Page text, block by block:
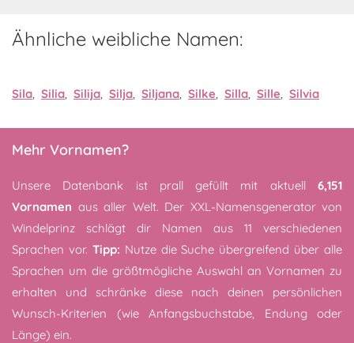
Ähnliche weibliche Namen:
Sila, Silia, Silija, Silja, Siljana, Silke, Silla, Sille, Silvia
Mehr Vornamen?
Unsere Datenbank ist prall gefüllt mit aktuell 6,151
Vornamen aus aller Welt. Der XXL-Namensgenerator von
Windelprinz schlägt dir Namen aus 11 verschiedenen
Sprachen vor. Tipp: Nutze die Suche übergreifend über alle
Sprachen um die größtmögliche Auswahl an Vornamen zu
erhalten und schränke diese nach deinen persönlichen
Wunsch-Kriterien (wie Anfangsbuchstabe, Endung oder
Länge) ein.